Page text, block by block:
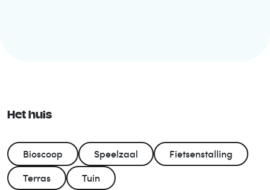
Het huis
Bioscoop Speelzaal
Fietsenstalling
Terras
Tuin